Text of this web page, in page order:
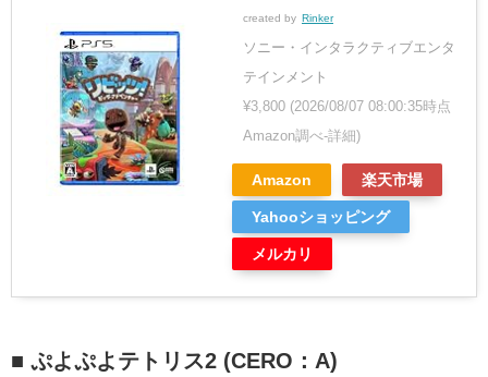
created by Rinker
ソニー・インタラクティブエンタ
テインメント
¥3,800 (2026/08/07 08:00:35時点
Amazon調べ-詳細)
Amazon 楽天市場
Yahooショッピング
メルカリ
■ ぷよぷよテトリス2 (CERO：A)